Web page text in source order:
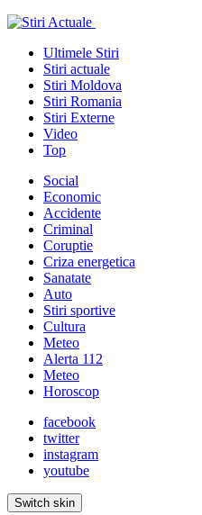
Ultimele Stiri
Stiri actuale
Stiri Moldova
Stiri Romania
Stiri Externe
Video
Top
Social
Economic
Accidente
Criminal
Coruptie
Criza energetica
Sanatate
Auto
Stiri sportive
Cultura
Meteo
Alerta 112
Meteo
Horoscop
facebook
twitter
instagram
youtube
Switch skin